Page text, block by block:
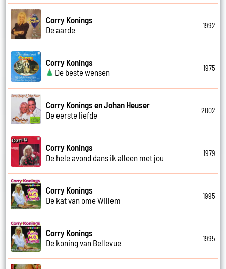
Corry Konings
De aarde
1992
Corry Konings
De beste wensen
1975
Corry Konings en Johan Heuser
De eerste liefde
2002
Corry Konings
De hele avond dans ik alleen met jou
1979
Corry Konings
De kat van ome Willem
1995
Corry Konings
De koning van Bellevue
1995